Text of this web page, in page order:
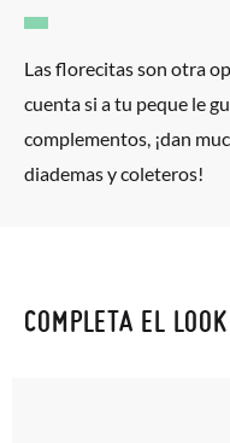
serán gratuitas, ¡no
solicitarlas desde el
encargamos de enviarte
paquete.
Las florecitas son otra
cuenta si a tu peque le
complementos, ¡dan
diademas y coleteros!
COMPLETA EL LOOK